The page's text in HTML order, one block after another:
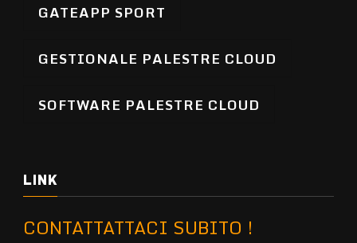
GATEAPP SPORT
GESTIONALE PALESTRE CLOUD
SOFTWARE PALESTRE CLOUD
LINK
CONTATTATTACI SUBITO !